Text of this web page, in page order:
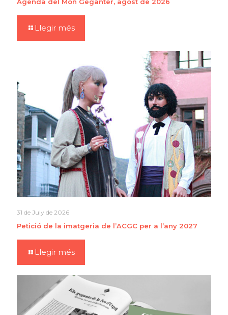
Llegir més
31 de July de 2026
Petició de la imatgeria de l’ACGC per a l’any 2027
Llegir més